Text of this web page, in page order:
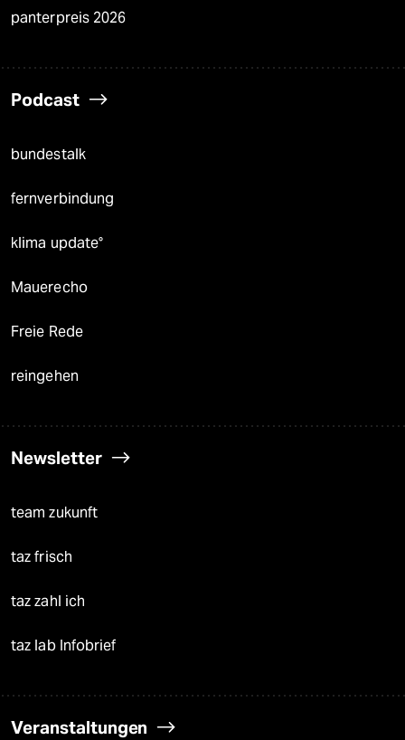
panterpreis 2026
Podcast
bundestalk
fernverbindung
klima update°
Mauerecho
Freie Rede
reingehen
Newsletter
team zukunft
taz frisch
taz zahl ich
taz lab Infobrief
Veranstaltungen